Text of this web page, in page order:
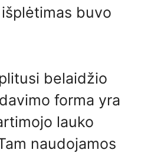
buvo
belaidžio
forma yra
lauko
naudojamos